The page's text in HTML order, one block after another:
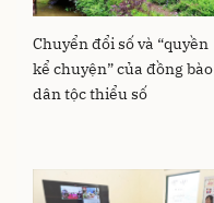
Chuyển đổi số và “quyền
kể chuyện” của đồng bào
dân tộc thiểu số